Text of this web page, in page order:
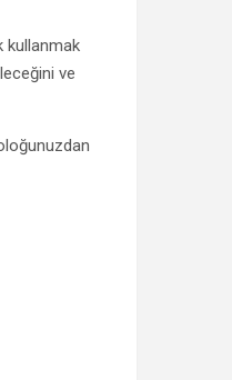
kullanmak
ve